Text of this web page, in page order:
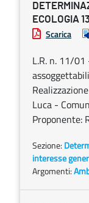
ECOLOGIA
Scarica
L.R. n. 11/
Luca -
Proponente:
Sezione:
interesse
Argomenti: